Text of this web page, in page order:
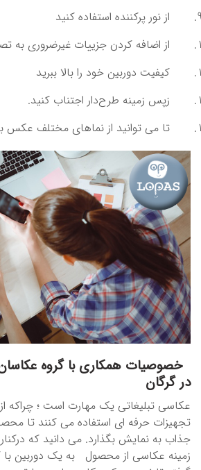
از نور پرکننده استفاده کنید
از اضافه کردن جزییات غیرضروری به
کیفیت دوربین خود را بالا ببرید
زپس زمینه طرح‌دار اجتناب کنید.
تا می توانید از نماهای مختلف عکس
خصوصیات همکاری با گروه
در گرگان
عکاسی تبلیغاتی یک مهارت است ؛
تجهیزات حرفه ای استفاده می کنند تا
جذاب به نمایش بگذارد. می دانید که
زمینه عکاسی از محصول به یک دوربین